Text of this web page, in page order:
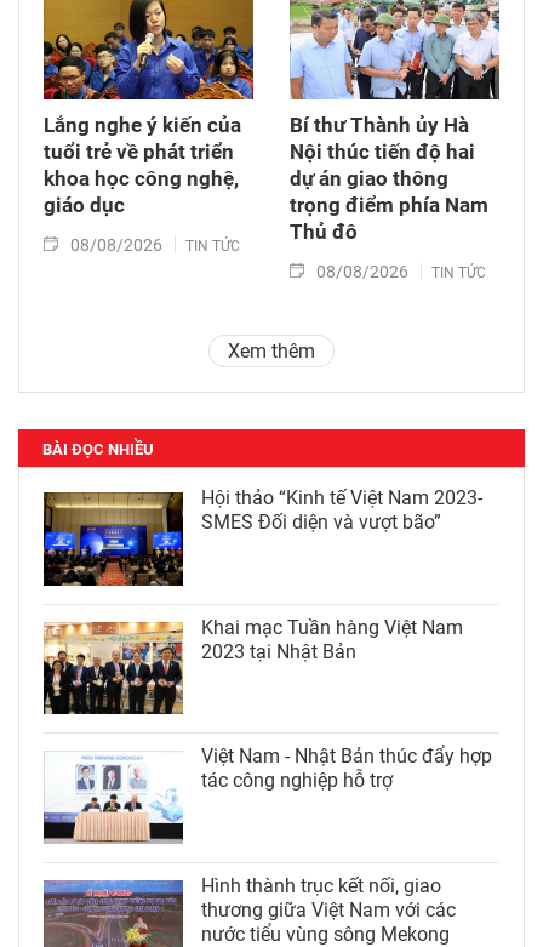
Lắng nghe ý kiến của
tuổi trẻ về phát triển
khoa học công nghệ,
giáo dục
08/08/2026 TIN TỨC
Bí thư Thành ủy Hà
Nội thúc tiến độ hai
dự án giao thông
trọng điểm phía Nam
Thủ đô
08/08/2026 TIN TỨC
Xem thêm
BÀI ĐỌC NHIỀU
Hội thảo “Kinh tế Việt Nam 2023-
SMES Đối diện và vượt bão”
Khai mạc Tuần hàng Việt Nam
2023 tại Nhật Bản
Việt Nam - Nhật Bản thúc đẩy hợp
tác công nghiệp hỗ trợ
Hình thành trục kết nối, giao
thương giữa Việt Nam với các
nước tiểu vùng sông Mekong